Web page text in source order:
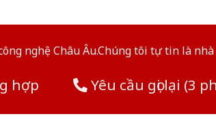
nghệ Châu Âu.Chúng tôi tự tin là
hợp Yêu cầu gọi lại (3